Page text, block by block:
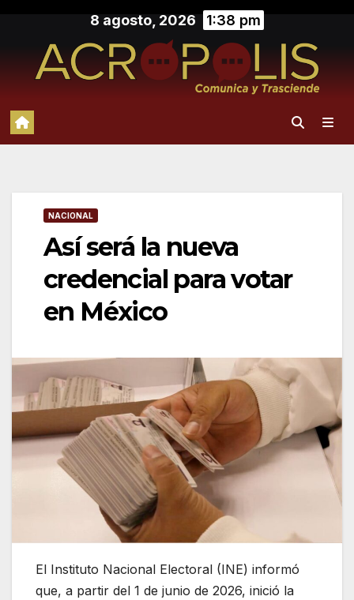
contenido
8 agosto, 2026 1:38 pm
NACIONAL
Así será la nueva
credencial para votar
en México
El Instituto Nacional Electoral (INE) informó
que, a partir del 1 de junio de 2026, inició la